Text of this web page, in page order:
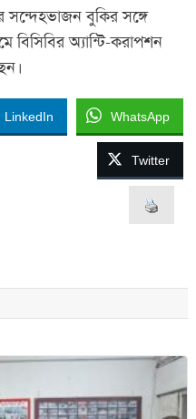
সন্দেহভাজন বুকির সঙ্গে
বিসিবির অ্যান্টি-করাপশন
LinkedIn WhatsApp
Twitter